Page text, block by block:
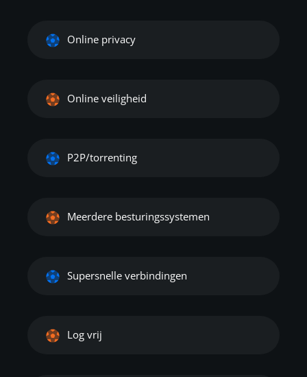
Online privacy
Online veiligheid
P2P/torrenting
Meerdere besturingssystemen
Supersnelle verbindingen
Log vrij